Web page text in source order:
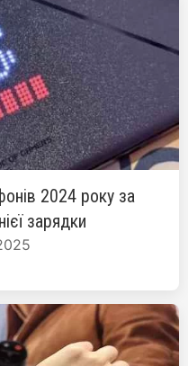
2024 року за
зарядки